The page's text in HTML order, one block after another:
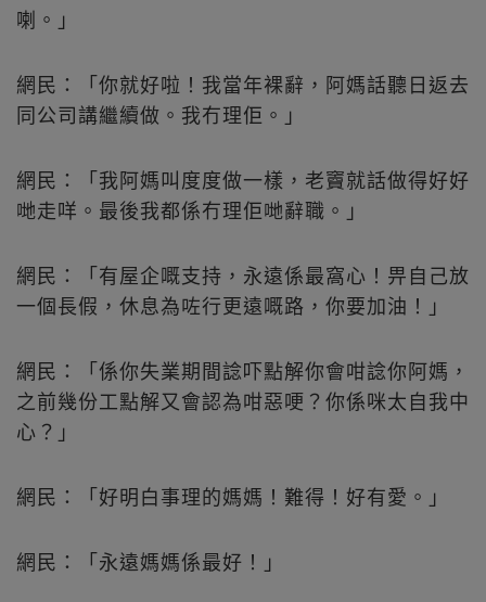
喇。」
網民：「你就好啦！我當年裸辭，阿媽話聽日返去
同公司講繼續做。我冇理佢。」
網民：「我阿媽叫度度做一樣，老竇就話做得好好
哋走咩。最後我都係冇理佢哋辭職。」
網民：「有屋企嘅支持，永遠係最窩心！畀自己放
一個長假，休息為咗行更遠嘅路，你要加油！」
網民：「係你失業期間諗吓點解你會咁諗你阿媽，
之前幾份工點解又會認為咁惡哽？你係咪太自我中
心？」
網民：「好明白事理的媽媽！難得！好有愛。」
網民：「永遠媽媽係最好！」